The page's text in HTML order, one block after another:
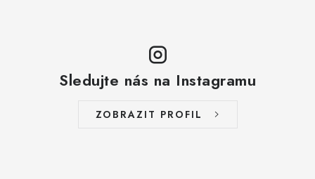
Sledujte nás na Instagramu
ZOBRAZIT PROFIL